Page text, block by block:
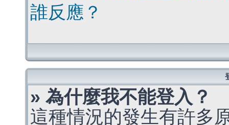
誰反應？
» 為什麼我不能登入？
這種情況的發生有許多